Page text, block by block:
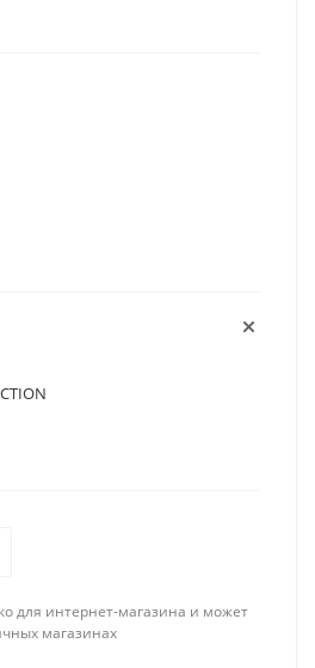
для интернет-магазина и может
магазинах